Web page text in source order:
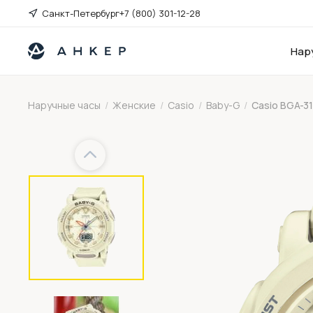
Санкт-Петербург+7 (800) 301-12-28
Наручные часы / Женские / Casio / Baby-G / Casio BGA-
Previous